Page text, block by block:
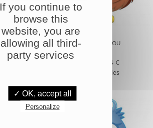
jusqu'à
-30%
STICKERS HIBOU
6,84 €
Plusieurs tailles
If you continue to
browse this
website, you are
allowing all third-
party services
✓ OK, accept all
Personalize